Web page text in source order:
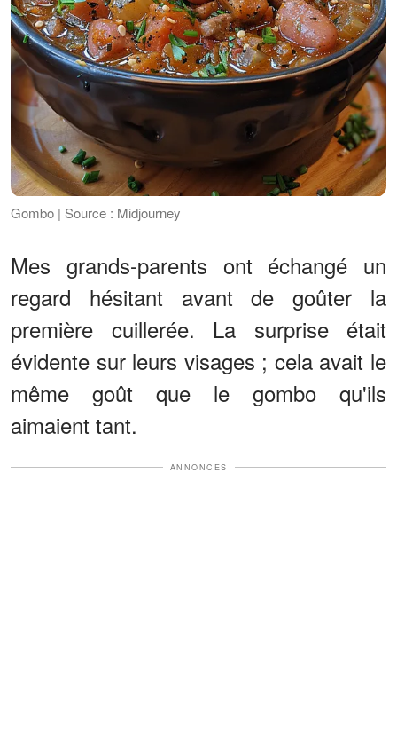
Gombo | Source : Midjourney
Mes grands-parents ont échangé un
regard hésitant avant de goûter la
première cuillerée. La surprise était
évidente sur leurs visages ; cela avait le
même goût que le gombo qu'ils
aimaient tant.
ANNONCES